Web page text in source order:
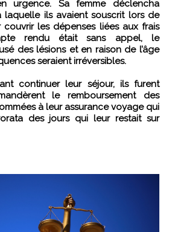
urgence. Sa femme déclencha
laquelle ils avaient souscrit lors de
les dépenses liées aux frais
rendu était sans appel, le
des lésions et en raison de l’âge
seraient irréversibles.
continuer leur séjour, ils furent
le remboursement des
à leur assurance voyage qui
des jours qui leur restait sur